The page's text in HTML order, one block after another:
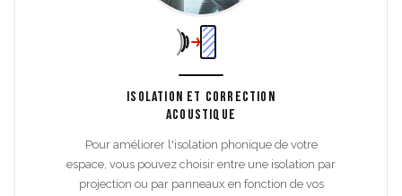
ISOLATION ET CORRECTION
ACOUSTIQUE
Pour améliorer l'isolation phonique de votre
espace, vous pouvez choisir entre une isolation par
projection ou par panneaux en fonction de vos